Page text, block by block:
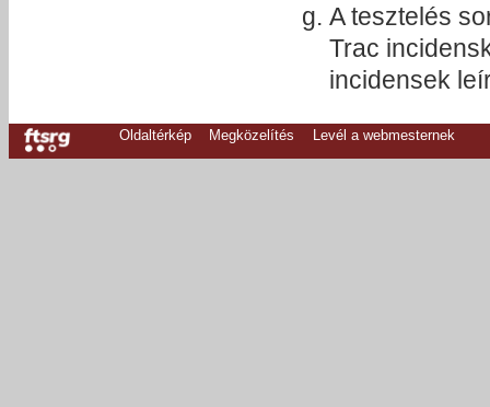
A tesztelés
Trac
incidensek
Oldaltérkép Megközelítés Levél a webmesternek